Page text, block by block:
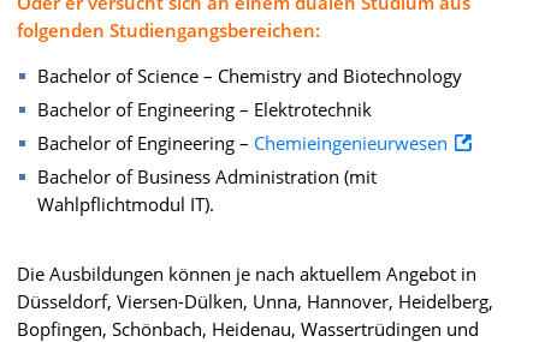
folgenden Studiengangsbereichen:
Bachelor of Science – Chemistry and Biotechnology
Bachelor of Engineering – Elektrotechnik
Bachelor of Engineering – Chemieingenieurwesen
Bachelor of Business Administration (mit
Wahlpflichtmodul IT).
Die Ausbildungen können je nach aktuellem Angebot in
Düsseldorf, Viersen-Dülken, Unna, Hannover, Heidelberg,
Bopfingen, Schönbach, Heidenau, Wassertrüdingen und